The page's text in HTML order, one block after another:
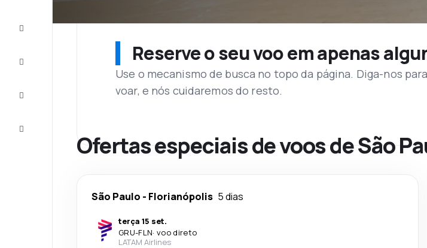
Reserve o seu voo em apenas
Use o mecanismo de busca no topo da página. Diga-nos
voar, e nós cuidaremos do resto.
Ofertas especiais de voos de São
São Paulo - Florianópolis 5 dias
terça 15 set.
GRU-FLN· voo direto
LATAM Airlines